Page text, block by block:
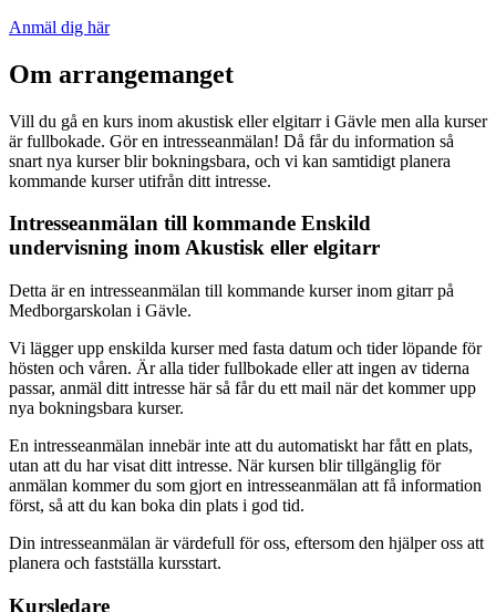
Anmäl dig här
Om arrangemanget
Vill du gå en kurs inom akustisk eller elgitarr i Gävle men alla kurser
är fullbokade. Gör en intresseanmälan! Då får du information så
snart nya kurser blir bokningsbara, och vi kan samtidigt planera
kommande kurser utifrån ditt intresse.
Intresseanmälan till kommande Enskild
undervisning inom Akustisk eller elgitarr
Detta är en intresseanmälan till kommande kurser inom gitarr på
Medborgarskolan i Gävle.
Vi lägger upp enskilda kurser med fasta datum och tider löpande för
hösten och våren. Är alla tider fullbokade eller att ingen av tiderna
passar, anmäl ditt intresse här så får du ett mail när det kommer upp
nya bokningsbara kurser.
En intresseanmälan innebär inte att du automatiskt har fått en plats,
utan att du har visat ditt intresse. När kursen blir tillgänglig för
anmälan kommer du som gjort en intresseanmälan att få information
först, så att du kan boka din plats i god tid.
Din intresseanmälan är värdefull för oss, eftersom den hjälper oss att
planera och fastställa kursstart.
Kursledare